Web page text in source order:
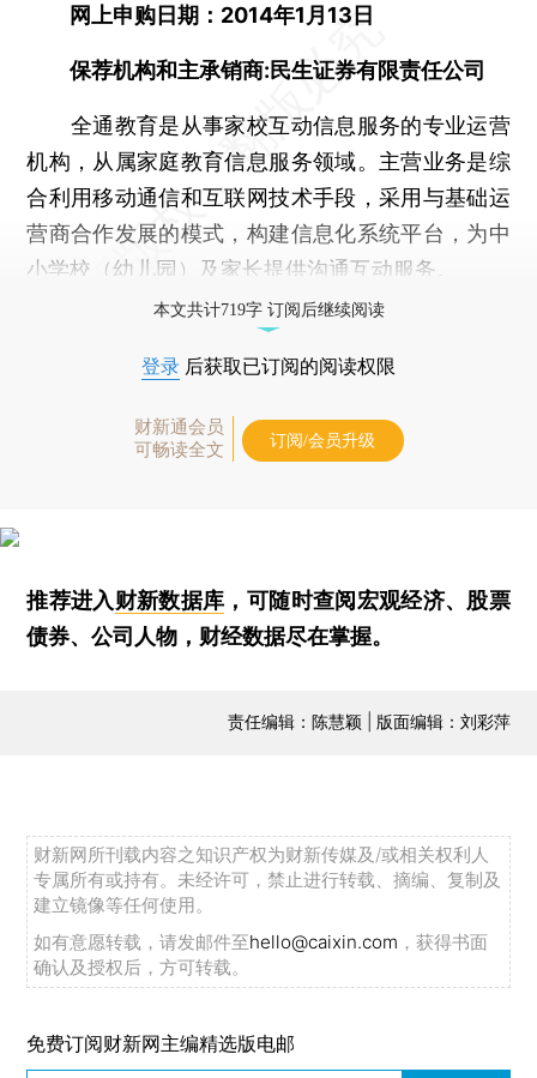
网上申购日期：2014年1月13日
保荐机构和主承销商:民生证券有限责任公司
全通教育是从事家校互动信息服务的专业运营
机构，从属家庭教育信息服务领域。主营业务是综
合利用移动通信和互联网技术手段，采用与基础运
营商合作发展的模式，构建信息化系统平台，为中
小学校（幼儿园）及家长提供沟通互动服务。
本文共计719字 订阅后继续阅读
登录 后获取已订阅的阅读权限
财新通会员
可畅读全文
订阅/会员升级
推荐进入财新数据库 ，可随时查阅宏观经济、股票
债券、公司人物，财经数据尽在掌握。
责任编辑：陈慧颖 | 版面编辑：刘彩萍
财新网所刊载内容之知识产权为财新传媒及/或相关权利人
专属所有或持有。未经许可，禁止进行转载、摘编、复制及
建立镜像等任何使用。
如有意愿转载，请发邮件至hello@caixin.com ，获得书面
确认及授权后，方可转载。
免费订阅财新网主编精选版电邮